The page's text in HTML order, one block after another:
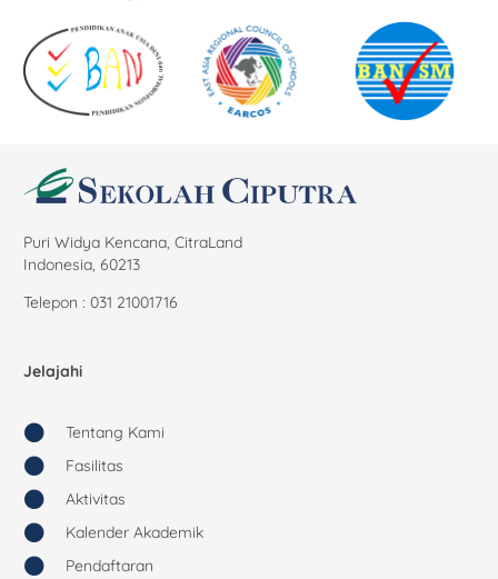
Puri Widya Kencana, CitraLand
Indonesia, 60213
Telepon : 031 21001716
Jelajahi
Tentang Kami
Fasilitas
Aktivitas
Kalender Akademik
Pendaftaran